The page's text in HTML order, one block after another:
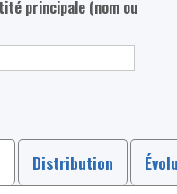
principale (nom ou
Distribution